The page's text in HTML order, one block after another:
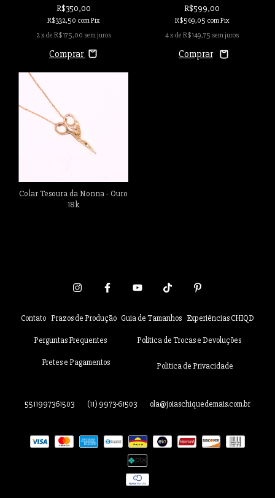
R$350,00
R$332,50 comPix
2x de R$175,00 sem juros
Comprar
R$599,00
R$569,05 comPix
4x de R$149,75 sem juros
Colar Tesoura da Nonna - Ouro
18k
Contato Prazos de Produção Guia de Tamanhos Experiências CHIQD
Perguntas Frequentes Política de Trocas e Devoluções
Fretes e Pagamentos Politica de Privacidade
5511997361503 (11) 9973-61503 ola@joiaschiquedemais.com.br